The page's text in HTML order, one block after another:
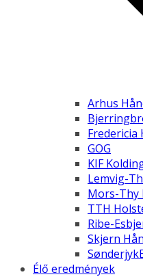
Arhus
Fredericia
GOG
KIF
Lemvig-
Mors-Thy
TTH
Ribe-
Skjern
Élő eredmények